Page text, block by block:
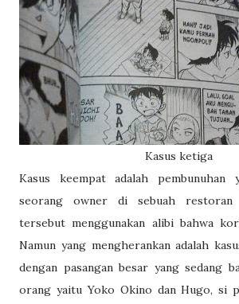
Kasus ketiga
Kasus keempat adalah pembunuhan
seorang owner di sebuah restoran
tersebut menggunakan alibi bahwa
Namun yang mengherankan adalah
dengan pasangan besar yang sedang
orang yaitu Yoko Okino dan Hugo, si